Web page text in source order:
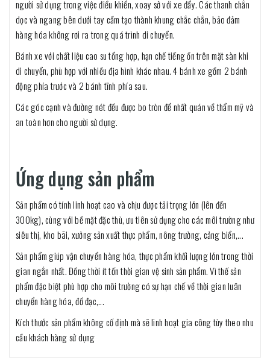
người sử dụng trong việc điều khiển, xoay sở với xe đẩy. Các thanh chắn
dọc và ngang bên dưới tay cầm tạo thành khung chắc chắn, bảo đảm
hàng hóa không rơi ra trong quá trình di chuyển.
Bánh xe với chất liệu cao su tổng hợp, hạn chế tiếng ồn trên mặt sàn khi
di chuyển, phù hợp với nhiều địa hình khác nhau. 4 bánh xe gồm 2 bánh
động phía trước và 2 bánh tĩnh phía sau.
Các góc cạnh và đường nét đều được bo tròn để nhất quán về thẩm mỹ và
an toàn hơn cho người sử dụng.
Ứng dụng sản phẩm
Sản phẩm có tính linh hoạt cao và chịu được tải trọng lớn (lên đến
300kg), cùng với bề mặt đặc thù, ưu tiên sử dụng cho các môi trường như
siêu thị, kho bãi, xưởng sản xuất thực phẩm, nông trường, cảng biển,...
Sản phẩm giúp vận chuyển hàng hóa, thực phẩm khối lượng lớn trong thời
gian ngắn nhất. Đồng thời ít tốn thời gian vệ sinh sản phẩm. Vì thế sản
phẩm đặc biệt phù hợp cho môi trường có sự hạn chế về thời gian luân
chuyển hàng hóa, đồ đạc,...
Kích thước sản phẩm không cố định mà sẽ linh hoạt gia công tùy theo nhu
cầu khách hàng sử dụng